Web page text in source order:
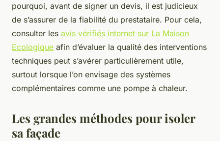
pourquoi, avant de signer un devis, il est judicieux
de s’assurer de la fiabilité du prestataire. Pour cela,
consulter les avis vérifiés internet sur La Maison
Ecologique afin d’évaluer la qualité des interventions
techniques peut s’avérer particulièrement utile,
surtout lorsque l’on envisage des systèmes
complémentaires comme une pompe à chaleur.
Les grandes méthodes pour isoler
sa façade